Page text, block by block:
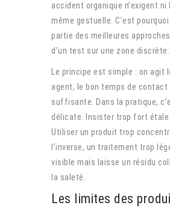
accident organique n’exigent
même gestuelle. C’est
partie des meilleures
d’un test sur une zone discrète.
Le principe est simple : on agit
agent, le bon temps de
suffisante. Dans la pratique,
délicate. Insister trop fort étale
Utiliser un produit trop
l’inverse, un traitement trop
visible mais laisse un résidu
la saleté.
Les limites des